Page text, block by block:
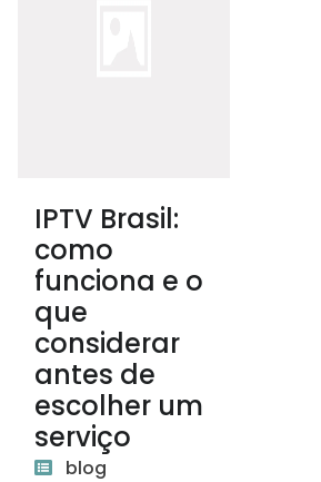
IPTV Brasil:
como
funciona e o
que
considerar
antes de
escolher um
serviço
blog